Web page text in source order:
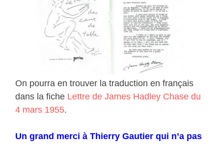
On pourra en trouver la traduction en français
dans la fiche Lettre de James Hadley Chase du
4 mars 1955.
Un grand merci à Thierry Gautier qui n’a pas